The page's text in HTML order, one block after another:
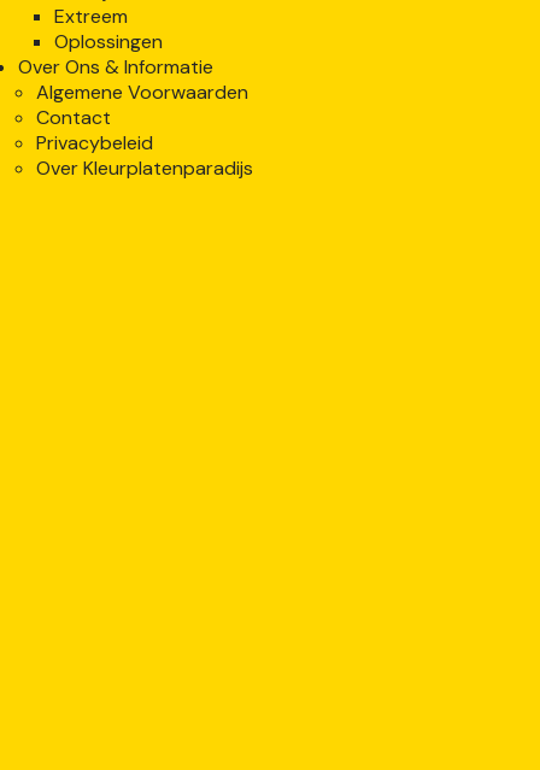
Extreem
Oplossingen
Over Ons & Informatie
Algemene Voorwaarden
Contact
Privacybeleid
Over Kleurplatenparadijs